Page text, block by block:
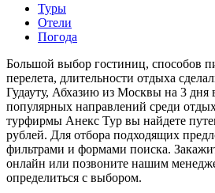
Туры
Отели
Погода
Большой выбор гостиниц, способов
перелета, длительности отдыха
Гудауту, Абхазию из Москвы на 3 дня
популярных направлений среди
турфирмы Анекс Тур вы найдете
рублей. Для отбора подходящих
фильтрами и формами поиска.
онлайн или позвоните нашим
определиться с выбором.